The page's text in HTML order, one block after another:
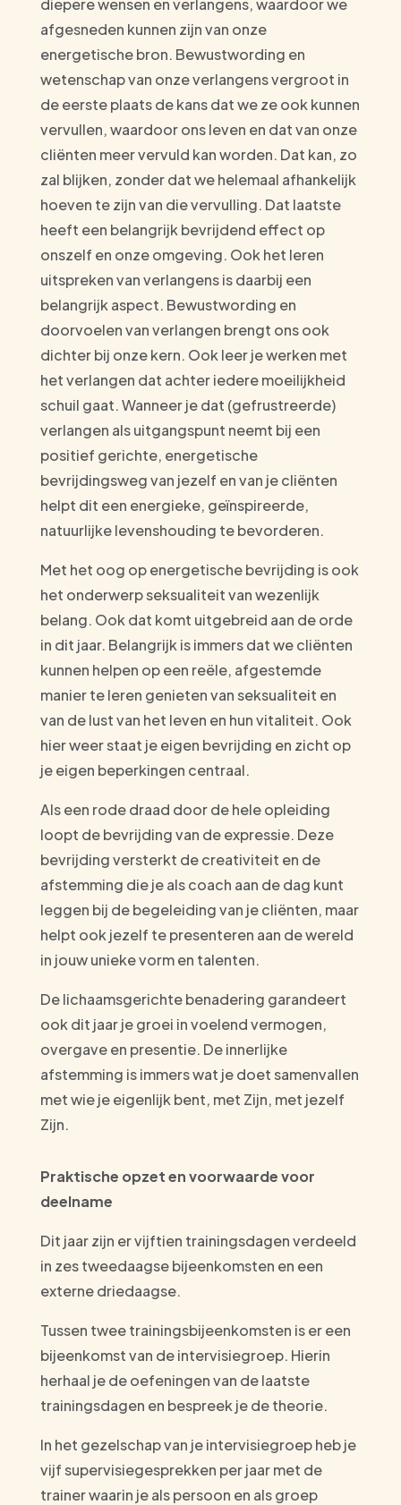
diepere wensen en verlangens, waardoor we
afgesneden kunnen zijn van onze
energetische bron. Bewustwording en
wetenschap van onze verlangens vergroot in
de eerste plaats de kans dat we ze ook kunnen
vervullen, waardoor ons leven en dat van onze
cliënten meer vervuld kan worden. Dat kan, zo
zal blijken, zonder dat we helemaal afhankelijk
hoeven te zijn van die vervulling. Dat laatste
heeft een belangrijk bevrijdend effect op
onszelf en onze omgeving. Ook het leren
uitspreken van verlangens is daarbij een
belangrijk aspect. Bewustwording en
doorvoelen van verlangen brengt ons ook
dichter bij onze kern. Ook leer je werken met
het verlangen dat achter iedere moeilijkheid
schuil gaat. Wanneer je dat (gefrustreerde)
verlangen als uitgangspunt neemt bij een
positief gerichte, energetische
bevrijdingsweg van jezelf en van je cliënten
helpt dit een energieke, geïnspireerde,
natuurlijke levenshouding te bevorderen.
Met het oog op energetische bevrijding is ook
het onderwerp seksualiteit van wezenlijk
belang. Ook dat komt uitgebreid aan de orde
in dit jaar. Belangrijk is immers dat we cliënten
kunnen helpen op een reële, afgestemde
manier te leren genieten van seksualiteit en
van de lust van het leven en hun vitaliteit. Ook
hier weer staat je eigen bevrijding en zicht op
je eigen beperkingen centraal.
Als een rode draad door de hele opleiding
loopt de bevrijding van de expressie. Deze
bevrijding versterkt de creativiteit en de
afstemming die je als coach aan de dag kunt
leggen bij de begeleiding van je cliënten, maar
helpt ook jezelf te presenteren aan de wereld
in jouw unieke vorm en talenten.
De lichaamsgerichte benadering garandeert
ook dit jaar je groei in voelend vermogen,
overgave en presentie. De innerlijke
afstemming is immers wat je doet samenvallen
met wie je eigenlijk bent, met Zijn, met jezelf
Zijn.
Praktische opzet en voorwaarde voor
deelname
Dit jaar zijn er vijftien trainingsdagen verdeeld
in zes tweedaagse bijeenkomsten en een
externe driedaagse.
Tussen twee trainingsbijeenkomsten is er een
bijeenkomst van de intervisiegroep. Hierin
herhaal je de oefeningen van de laatste
trainingsdagen en bespreek je de theorie.
In het gezelschap van je intervisiegroep heb je
vijf supervisiegesprekken per jaar met de
trainer waarin je als persoon en als groep